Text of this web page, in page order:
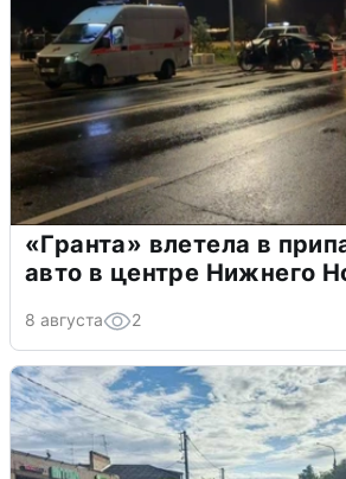
«Гранта» влетела в
авто в центре Нижнего
8 августа 2